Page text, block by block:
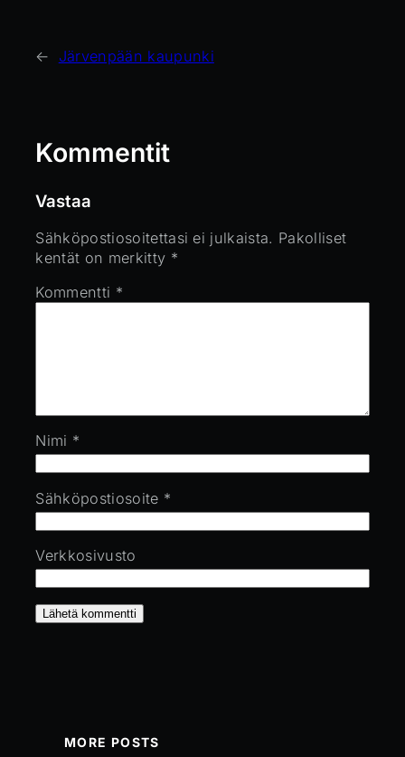
← Järvenpään kaupunki
Kommentit
Vastaa
Sähköpostiosoitettasi ei julkaista. Pakolliset
kentät on merkitty *
Kommentti *
Nimi *
Sähköpostiosoite *
Verkkosivusto
MORE POSTS